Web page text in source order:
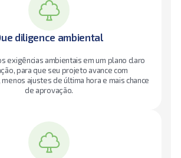
diligence ambiental
exigências ambientais em um plano claro
para que seu projeto avance com
ajustes de última hora e mais chance
de aprovação.